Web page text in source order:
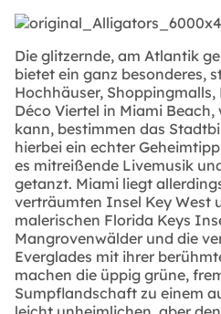
Die glitzernde, am Atlantik
bietet ein ganz besonderes,
Hochhäuser,
Déco Viertel in Miami
kann, bestimmen das
hierbei ein echter
es mitreißende Livemusik
getanzt. Miami liegt
verträumten Insel Key West
malerischen Florida Keys
Mangrovenwälder und die
Everglades mit ihrer
machen die üppig grüne,
Sumpflandschaft zu einem